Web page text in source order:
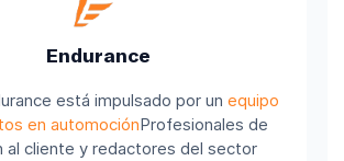
Endurance
está impulsado por un equipo
en automociónProfesionales de
al cliente y redactores del sector